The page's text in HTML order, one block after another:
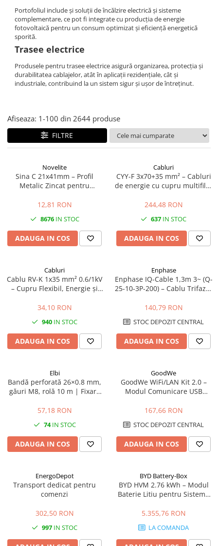
Portofoliul include și soluții de încălzire electrică și sisteme
complementare, ce pot fi integrate cu producția de energie
fotovoltaică pentru un consum optimizat și eficiență energetică
sporită.
Trasee electrice
Produsele pentru trasee electrice asigură organizarea, protecția și
durabilitatea cablajelor, atât în aplicații rezidențiale, cât și
industriale, contribuind la un sistem sigur și ușor de întreținut.
Afiseaza: 1-100 din 2644 produse
FILTRE
Novelite
Sina C 21x41mm – Profil
Metalic Zincat pentru
Jgheaburilor Port-Cablu
12,81 RON
8676IN STOC
ADAUGA IN COS
Cabluri
CYY-F 3x70+35 mm² – Cabluri
de energie cu cupru multifilar
244,48 RON
637 IN STOC
ADAUGA IN COS
Cabluri
Cablu RV-K 1x35 mm² 0.6/1kV
– Cupru Flexibil, Energie și
34,10 RON
940 IN STOC
ADAUGA IN COS
Enphase
Enphase IQ-Cable 1,3m 3~ (Q-
25-10-3P-200) – Cablu Trifazat
Enphase IQ
140,79 RON
STOC DEPOZIT CENTRAL
ADAUGA IN COS
Elbi
Bandă perforată 26×0.8 mm,
găuri M8, rolă 10 m | Fixare
57,18 RON
74IN STOC
ADAUGA IN COS
GoodWe
GoodWe WiFi/LAN Kit 2.0 –
Modul Comunicare USB
(LAN, WLAN, Bluetooth, IP65)
167,66 RON
STOC DEPOZIT CENTRAL
ADAUGA IN COS
EnergoDepot
Transport dedicat pentru
comenzi
302,50 RON
997 IN STOC
BYD Battery-Box
BYD HVM 2.76 kWh – Modul
Baterie Litiu pentru Sisteme
5.355,76 RON
LA COMANDA